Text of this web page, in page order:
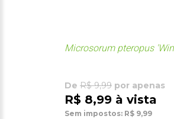
Microsorum pteropus
De R$ 9,99 por apenas
R$ 8,99 à vista
Sem impostos: R$ 9,99